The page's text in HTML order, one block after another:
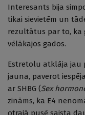
Interesants bija
tikai sievietēm un
rezultātus par to, ka
vēlākajos gados.
Estretolu atklāja jau
jauna, paverot
ar SHBG (Sex
zināms, ka E4
otrajā pusē saista